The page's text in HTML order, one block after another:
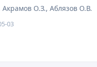
О.З., Аблязов О.В.
03